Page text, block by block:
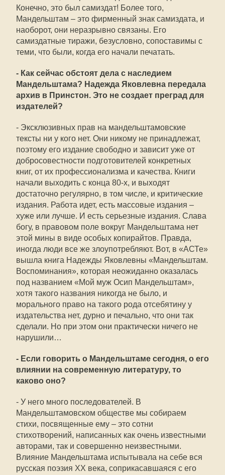
Конечно, это был самиздат! Более того,
Мандельштам – это фирменный знак самиздата, и
наоборот, они неразрывно связаны. Его
самиздатные тиражи, безусловно, сопоставимы с
теми, что были, когда его начали печатать.
- Как сейчас обстоят дела с наследием
Мандельштама? Надежда Яковлевна передала
архив в Принстон. Это не создает преград для
издателей?
- Эксклюзивных прав на мандельштамовские
тексты ни у кого нет. Они никому не принадлежат,
поэтому его издание свободно и зависит уже от
добросовестности подготовителей конкретных
книг, от их профессионализма и качества. Книги
начали выходить с конца 80-х, и выходят
достаточно регулярно, в том числе, и критические
издания. Работа идет, есть массовые издания –
хуже или лучше. И есть серьезные издания. Слава
богу, в правовом поле вокруг Мандельштама нет
этой мины в виде особых копирайтов. Правда,
иногда люди все же злоупотребляют. Вот, в «АСТе»
вышла книга Надежды Яковлевны «Мандельштам.
Воспоминания», которая неожиданно оказалась
под названием «Мой муж Осип Мандельштам»,
хотя такого названия никогда не было, и
морального право на такого рода отсебятину у
издательства нет, дурно и печально, что они так
сделали. Но при этом они практически ничего не
нарушили…
- Если говорить о Мандельштаме сегодня, о его
влиянии на современную литературу, то
каково оно?
- У него много последователей. В
Мандельштамовском обществе мы собираем
стихи, посвященные ему – это сотни
стихотворений, написанных как очень известными
авторами, так и совершенно неизвестными.
Влияние Мандельштама испытывала на себе вся
русская поэзия ХХ века, соприкасавшаяся с его